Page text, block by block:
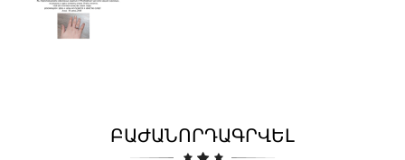
ԲԱԺԱՆՈՐԴԱԳՐՎԵԼ